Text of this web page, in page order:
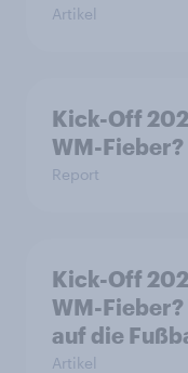
Artikel
Kick-Off
WM-Fieber?
Report
Kick-Off
WM-
auf die
Artikel